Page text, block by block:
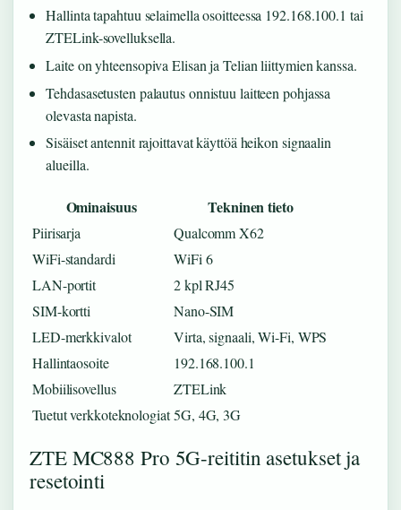
Hallinta tapahtuu selaimella osoitteessa 192.168.100.1 tai
ZTELink-sovelluksella.
Laite on yhteensopiva Elisan ja Telian liittymien kanssa.
Tehdasasetusten palautus onnistuu laitteen pohjassa
olevasta napista.
Sisäiset antennit rajoittavat käyttöä heikon signaalin
alueilla.
Ominaisuus Tekninen tieto
Piirisarja
Qualcomm X62
WiFi-standardi
WiFi 6
LAN-portit
2 kpl RJ45
SIM-kortti
Nano-SIM
LED-merkkivalot
Virta, signaali, Wi-Fi, WPS
Hallintaosoite
192.168.100.1
Mobiilisovellus
ZTELink
Tuetut verkkoteknologiat 5G, 4G, 3G
ZTE MC888 Pro 5G-reititin asetukset ja
resetointi